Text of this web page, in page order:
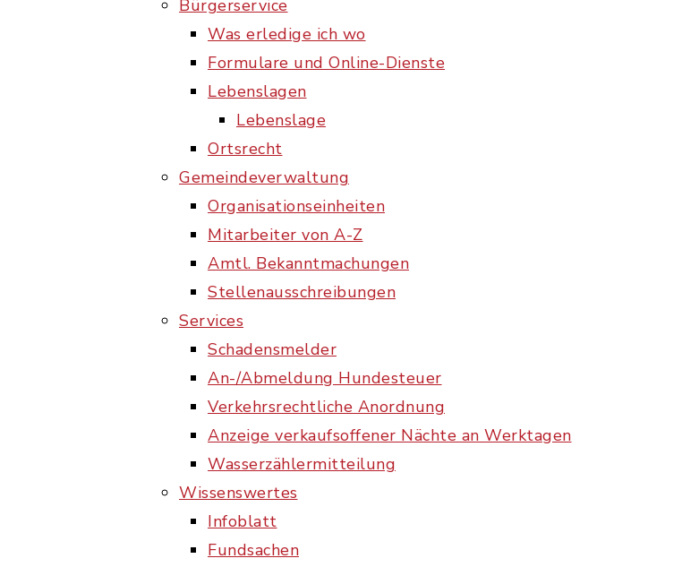
Bürgerservice
Was erledige ich wo
Formulare und Online-Dienste
Lebenslagen
Lebenslage
Ortsrecht
Gemeindeverwaltung
Organisationseinheiten
Mitarbeiter von A-Z
Amtl. Bekanntmachungen
Stellenausschreibungen
Services
Schadensmelder
An-/Abmeldung Hundesteuer
Verkehrsrechtliche Anordnung
Anzeige verkaufsoffener Nächte an Werktagen
Wasserzählermitteilung
Wissenswertes
Infoblatt
Fundsachen